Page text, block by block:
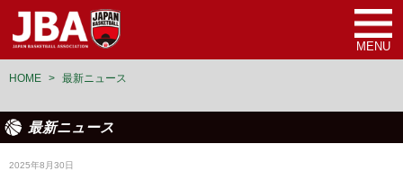
MENU
HOME > 最新ニュース
最新ニュース
2025年8月30日